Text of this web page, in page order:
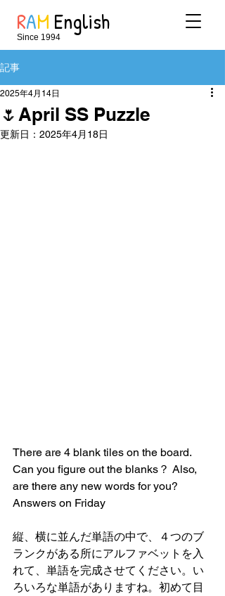
RAM English
Since 1994
記事
🌷April SS Puzzle
2025年4月14日
更新日： 2025年4月18日
There are 4 blank tiles on the board.
Can you figure out the blanks？ Also,
are there any new words for you?
Answers on Friday
縦、横に並んだ単語の中で、４つのブ
ランクがある所にアルファベットを入
れて、単語を完成させてください。い
ろいろな単語がありますね。初めて目